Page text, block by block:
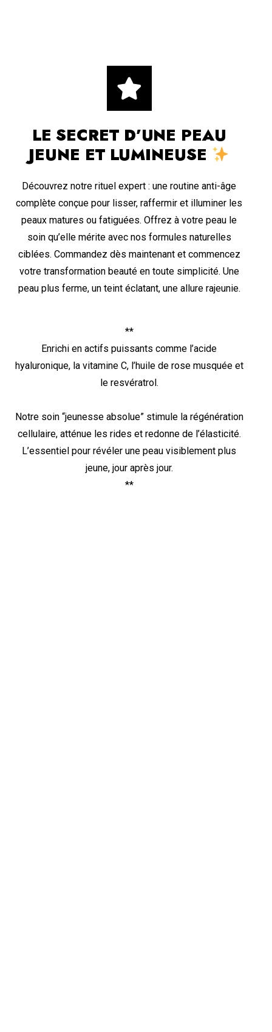
LE SECRET D’UNE PEAU
JEUNE ET LUMINEUSE
Découvrez notre rituel expert : une routine anti-âge
complète conçue pour lisser, raffermir et illuminer les
peaux matures ou fatiguées. Offrez à votre peau le
soin qu’elle mérite avec nos formules naturelles
ciblées. Commandez dès maintenant et commencez
votre transformation beauté en toute simplicité. Une
peau plus ferme, un teint éclatant, une allure rajeunie.
**
Enrichi en actifs puissants comme l’acide
hyaluronique, la vitamine C, l’huile de rose musquée et
le resvératrol.
Notre soin “jeunesse absolue” stimule la régénération
cellulaire, atténue les rides et redonne de l’élasticité.
L’essentiel pour révéler une peau visiblement plus
jeune, jour après jour.
**